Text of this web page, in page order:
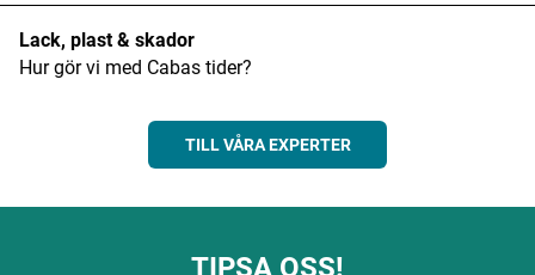
Lack, plast & skador
Hur gör vi med Cabas tider?
TILL VÅRA EXPERTER
TIPSA OSS!